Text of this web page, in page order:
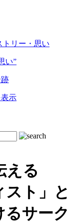
トリー・思い
い”
示
える
スト」
るサー